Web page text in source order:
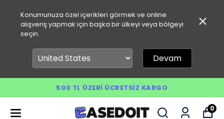
Konumunuza özel içerikleri görmek ve online
alışveriş yapmak için başka bir ülkeyi veya bölgeyi
seçin.
Devam
500 TL ÜZERI ÜCRETSIZ KARGO
0